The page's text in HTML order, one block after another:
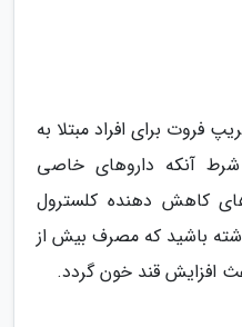
فروت برای افراد مبتلا به
آنکه داروهای خاصی
کاهش دهنده کلسترول
باشید که مصرف بیش از
افزایش قند خون گردد.